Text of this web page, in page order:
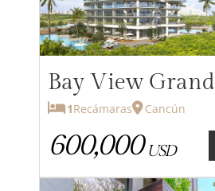
Bay View Grand
1Recámaras Cancún
600,000 USD